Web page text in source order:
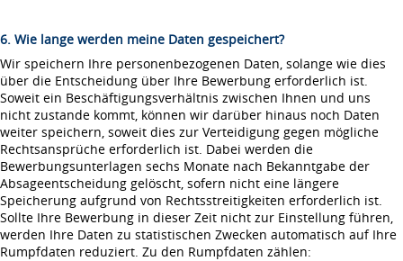
6. Wie lange werden meine Daten gespeichert?
Wir speichern Ihre personenbezogenen Daten, solange wie dies
über die Entscheidung über Ihre Bewerbung erforderlich ist.
Soweit ein Beschäftigungsverhältnis zwischen Ihnen und uns
nicht zustande kommt, können wir darüber hinaus noch Daten
weiter speichern, soweit dies zur Verteidigung gegen mögliche
Rechtsansprüche erforderlich ist. Dabei werden die
Bewerbungsunterlagen sechs Monate nach Bekanntgabe der
Absageentscheidung gelöscht, sofern nicht eine längere
Speicherung aufgrund von Rechtsstreitigkeiten erforderlich ist.
Sollte Ihre Bewerbung in dieser Zeit nicht zur Einstellung führen,
werden Ihre Daten zu statistischen Zwecken automatisch auf Ihre
Rumpfdaten reduziert. Zu den Rumpfdaten zählen: